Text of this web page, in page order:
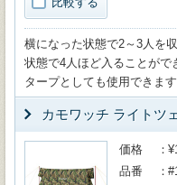
横になった状態で2～3人を
状態で4人ほど入ることが
タープとしても使用できます
カモワッチ ライトツ
価格
品番